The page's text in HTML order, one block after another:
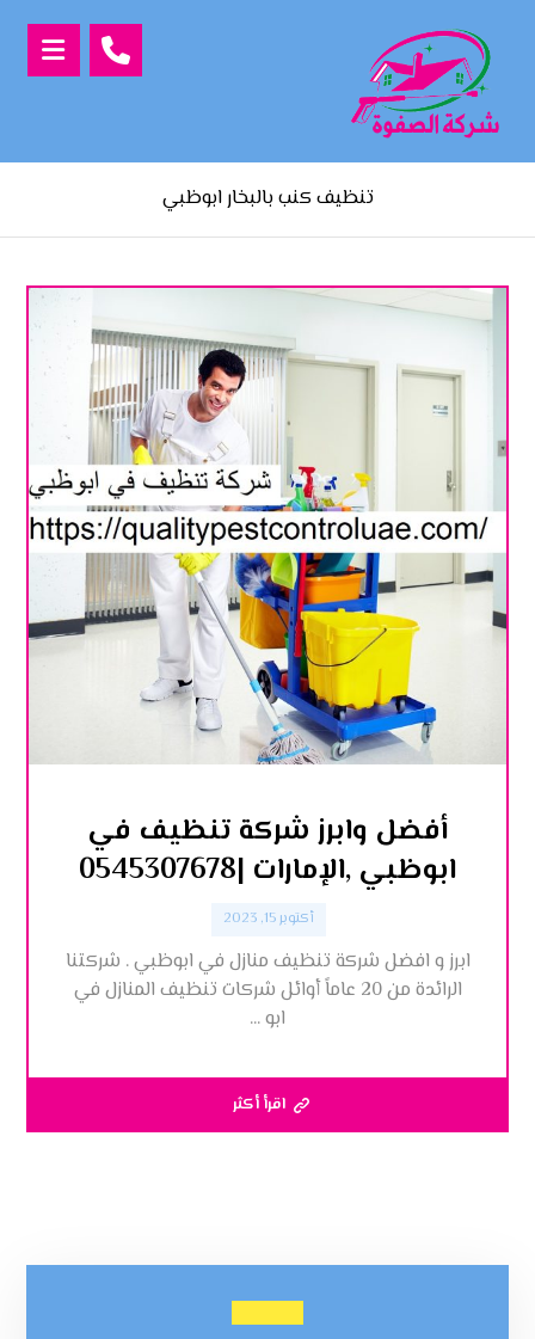
تنظيف كنب بالبخار ابوظبي
أفضل وابرز شركة تنظيف في
ابوظبي ,الإمارات |0545307678
أكتوبر 15, 2023
ابرز و افضل شركة تنظيف منازل في ابوظبي . شركتنا
الرائدة من 20 عاماً أوائل شركات تنظيف المنازل في
ابو ...
اقرأ أكثر